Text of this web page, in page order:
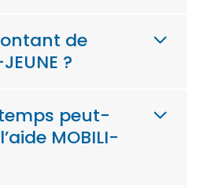
de
?
peut-
MOBILI-